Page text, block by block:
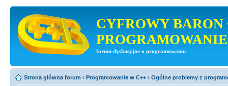
CYFROWY BARON
PROGRAMOWANIE
forum dyskusyjne o programowaniu
Strona główna forum ‹ Programowanie w C++ ‹ Ogólne problemy z